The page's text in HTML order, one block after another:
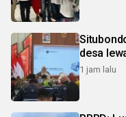
desa
1 jam lalu